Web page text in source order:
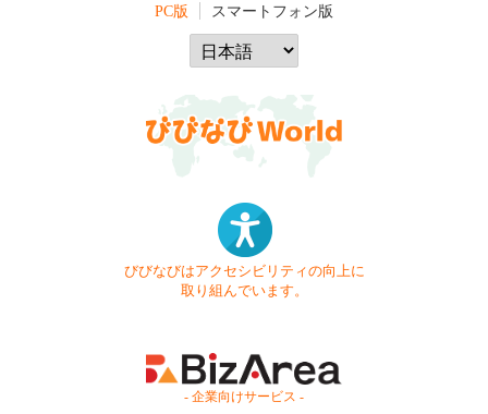
PC版 スマートフォン版
びびなびはアクセシビリティの向上に
取り組んでいます。
- 企業向けサービス -